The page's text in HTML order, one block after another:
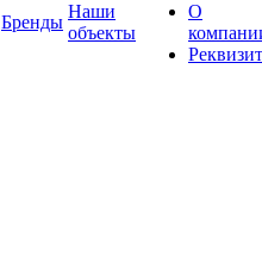
Бренды
Наши
объекты
О